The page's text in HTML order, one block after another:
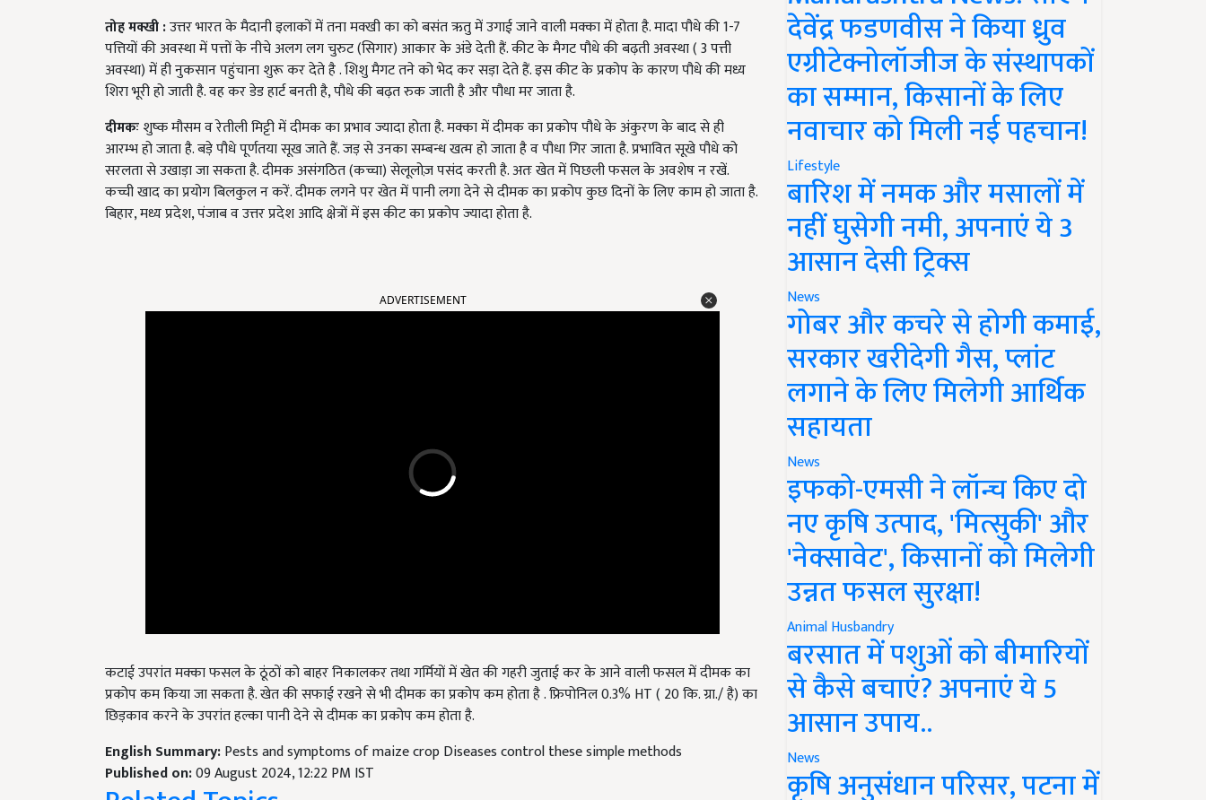
तोह मक्खी :उत्तर भारत के मैदानी इलाकों में तना मक्खी का को बसंत ऋतु में उगाई जाने वाली मक्का में होता है. मादा पौधे की 1-7
पत्तियों की अवस्था में पत्तों के नीचे अलग लग चुरुट (सिगार) आकार के अंडे देती हैं. कीट के मैगट पौधे की बढ़ती अवस्था ( 3 पत्ती
अवस्था) में ही नुकसान पहुंचाना शुरू कर देते है . शिशु मैगट तने को भेद कर सड़ा देते हैं. इस कीट के प्रकोप के कारण पौधे की मध्य
शिरा भूरी हो जाती है. वह कर डेड हार्ट बनती है, पौधे की बढ़त रुक जाती है और पौधा मर जाता है.
दीमकःशुष्क मौसम व रेतीली मिट्टी में दीमक का प्रभाव ज्यादा होता है. मक्का में दीमक का प्रकोप पौधे के अंकुरण के बाद से ही
आरम्भ हो जाता है. बड़े पौधे पूर्णतया सूख जाते हैं. जड़ से उनका सम्बन्ध खत्म हो जाता है व पौधा गिर जाता है. प्रभावित सूखे पौधे को
सरलता से उखाड़ा जा सकता है. दीमक असंगठित (कच्चा) सेलूलोज़ पसंद करती है. अतः खेत में पिछली फसल के अवशेष न रखें.
कच्ची खाद का प्रयोग बिलकुल न करें. दीमक लगने पर खेत में पानी लगा देने से दीमक का प्रकोप कुछ दिनों के लिए काम हो जाता है.
बिहार, मध्य प्रदेश, पंजाब व उत्तर प्रदेश आदि क्षेत्रों में इस कीट का प्रकोप ज्यादा होता है.
प्रकोप कम किया जा सकता है. खेत की सफाई रखने से भी दीमक का प्रकोप कम होता है . फ्रिपोनिल 0.3% HT ( 20 कि. ग्रा./ है) का
छिड़काव करने के उपरांत हल्का पानी देने से दीमक का प्रकोप कम होता है.
English Summary:
Published on:09 August 2024, 12:22 PM IST
Related Topics
देवेंद्र फडणवीस ने किया ध्रुव
एग्रीटेक्नोलॉजीज के संस्थापकों
का सम्मान, किसानों के लिए
नवाचार को मिली नई पहचान!
Lifestyle
बारिश में नमक और मसालों में
नहीं घुसेगी नमी, अपनाएं ये 3
आसान देसी ट्रिक्स
News
गोबर और कचरे से होगी कमाई,
सरकार खरीदेगी गैस, प्लांट
लगाने के लिए मिलेगी आर्थिक
सहायता
News
इफको-एमसी ने लॉन्च किए दो
नए कृषि उत्पाद, 'मित्सुकी' और
'नेक्सावेट', किसानों को मिलेगी
उन्नत फसल सुरक्षा!
Animal Husbandry
बरसात में पशुओं को बीमारियों
से कैसे बचाएं? अपनाएं ये 5
आसान उपाय..
News
कृषि अनुसंधान परिसर, पटना में